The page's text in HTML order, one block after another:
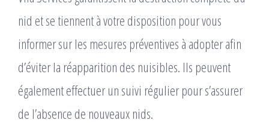
nid et se tiennent à votre disposition pour vous
informer sur les mesures préventives à adopter afin
d’éviter la réapparition des nuisibles. Ils peuvent
également effectuer un suivi régulier pour s’assurer
de l’absence de nouveaux nids.